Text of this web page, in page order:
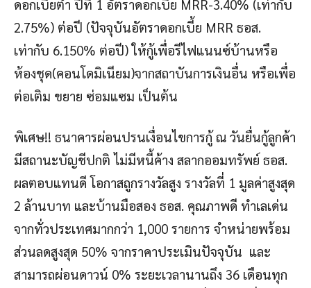
ดอกเบี้ยต่ำ ปีที่ 1 อัตราดอกเบี้ย MRR-3.40% (เท่ากับ
2.75%) ต่อปี (ปัจจุบันอัตราดอกเบี้ย MRR ธอส.
เท่ากับ 6.150% ต่อปี) ให้กู้เพื่อรีไฟแนนซ์บ้านหรือ
ห้องชุด(คอนโดมิเนียม)จากสถาบันการเงินอื่น หรือเพื่อ
ต่อเติม ขยาย ซ่อมแซม เป็นต้น
พิเศษ!! ธนาคารผ่อนปรนเงื่อนไขการกู้ ณ วันยื่นกู้ลูกค้า
มีสถานะบัญชีปกติ ไม่มีหนี้ค้าง สลากออมทรัพย์ ธอส.
ผลตอบแทนดี โอกาสถูกรางวัลสูง รางวัลที่ 1 มูลค่าสูงสุด
2 ล้านบาท และบ้านมือสอง ธอส. คุณภาพดี ทำเลเด่น
จากทั่วประเทศมากกว่า 1,000 รายการ จำหน่ายพร้อม
ส่วนลดสูงสุด 50% จากราคาประเมินปัจจุบัน และ
สามารถผ่อนดาวน์ 0% ระยะเวลานานถึง 36 เดือนทุก